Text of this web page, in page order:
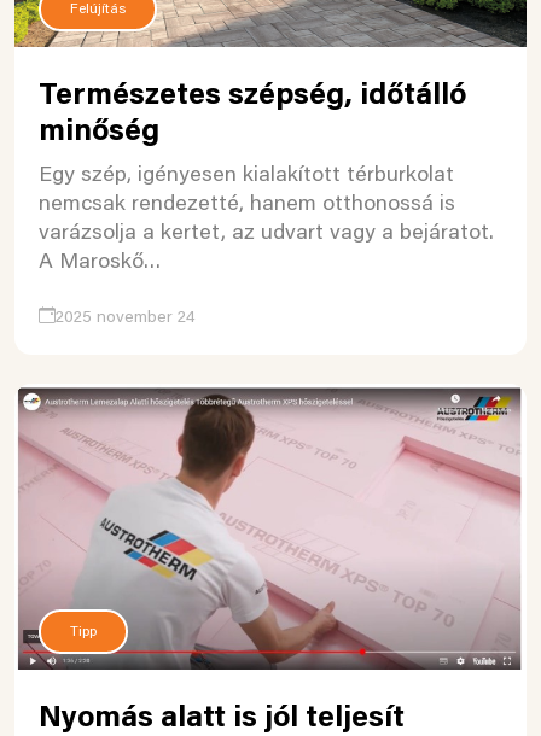
Felújítás
Természetes szépség, időtálló
minőség
Egy szép, igényesen kialakított térburkolat
nemcsak rendezetté, hanem otthonossá is
varázsolja a kertet, az udvart vagy a bejáratot.
A Maroskő…
2025 november 24
Tipp
Nyomás alatt is jól teljesít